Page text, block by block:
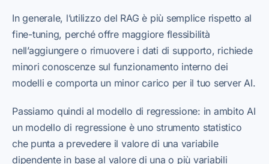
In generale, l’utilizzo del RAG è più semplice rispetto al
fine-tuning, perché offre maggiore flessibilità
nell’aggiungere o rimuovere i dati di supporto, richiede
minori conoscenze sul funzionamento interno dei
modelli e comporta un minor carico per il tuo server AI.
Passiamo quindi al modello di regressione: in ambito AI
un modello di regressione è uno strumento statistico
che punta a prevedere il valore di una variabile
dipendente in base al valore di una o più variabili